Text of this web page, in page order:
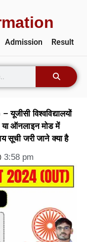
Admission Result
विश्वविद्यालयों
ऑनलाइन मोड में
सूची जरी जाने क्या है
3:58 pm